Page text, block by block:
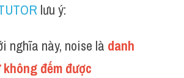
lưu ý:
nghĩa này, noise là danh
không đếm được